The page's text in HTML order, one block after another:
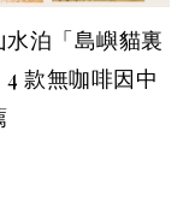
水泊「島嶼貓裏
款無咖啡因中